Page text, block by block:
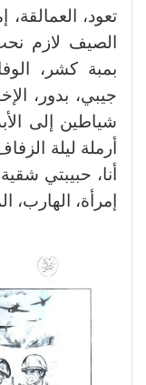
تعود،
الصيف لازم
بمبة كشر،
جيبي، بدور،
أرملة ليلة
أنا، حبيبتي
إمرأة، الهارب،